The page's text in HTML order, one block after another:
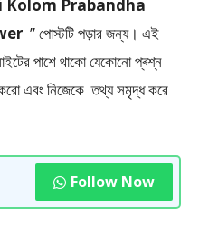
Kolom Prabandha
” পােস্টটি পড়ার জন্য। এই
পাশে থাকো যেকোনো প্ৰশ্ন
এবং নিজেকে তথ্য সমৃদ্ধ করে
Follow Now